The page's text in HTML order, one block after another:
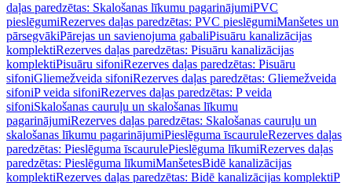
daļas paredzētas: Skalošanas līkumu pagarinājumiPVC
pieslēgumiRezerves daļas paredzētas: PVC pieslēgumiManšetes un
pārsegvākiPārejas un savienojuma gabaliPisuāru kanalizācijas
komplektiRezerves daļas paredzētas: Pisuāru kanalizācijas
komplektiPisuāru sifoniRezerves daļas paredzētas: Pisuāru
sifoniGliemežveida sifoniRezerves daļas paredzētas: Gliemežveida
sifoniP veida sifoniRezerves daļas paredzētas: P veida
sifoniSkalošanas cauruļu un skalošanas līkumu
pagarinājumiRezerves daļas paredzētas: Skalošanas cauruļu un
skalošanas līkumu pagarinājumiPieslēguma īscauruleRezerves daļas
paredzētas: Pieslēguma īscaurulePieslēguma līkumiRezerves daļas
paredzētas: Pieslēguma līkumiManšetesBidē kanalizācijas
komplektiRezerves daļas paredzētas: Bidē kanalizācijas komplektiP